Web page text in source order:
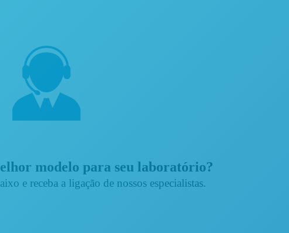
modelo para seu laboratório?
e receba a ligação de nossos especialistas.